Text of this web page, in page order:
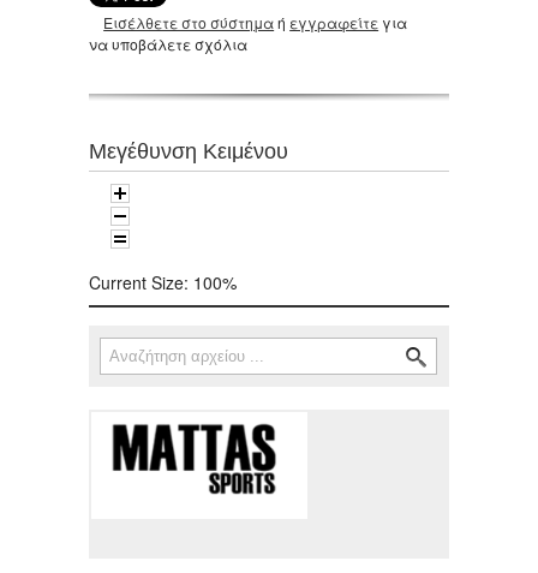
Εισέλθετε στο σύστημαή εγγραφείτε για
να υποβάλετε σχόλια
Μεγέθυνση Κειμένου
Current Size: 100%
Φόρμα αναζήτησης
Αναζήτηση